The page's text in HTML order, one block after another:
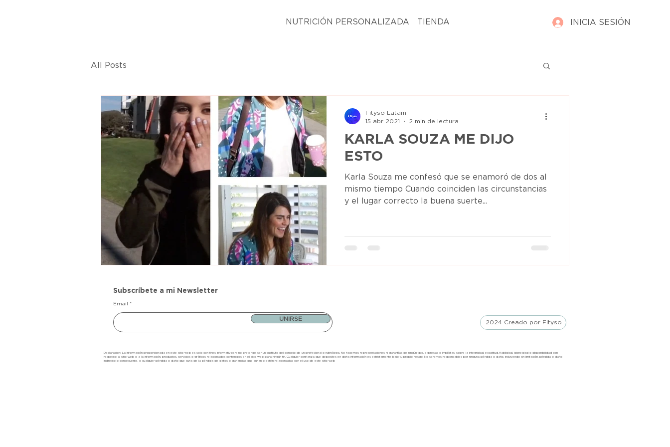
NUTRICIÓN PERSONALIZADA TIENDA INICIA SESIÓN
All Posts
KARLA SOUZA ME DIJO
ESTO
Karla Souza me confesó que se enamoró de dos al
mismo tiempo Cuando coinciden las circunstancias
y el lugar correcto la buena suerte...
Fityso Latam
15 abr 2021
2 min de lectura
Subscríbete a mi Newsletter
Email
UNIRSE
2024 Creado por Fityso
Declaracion: La información proporcionada en este sitio web es solo con fines informativos y no pretende ser un sustituto del consejo de un profesional o nutrióloga. No hacemos representaciones ni garantías de ningún tipo, expresas o implícitas, sobre la integridad, exactitud, fiabilidad, idoneidad o disponibilidad con
respecto al sitio web o a la información, productos, servicios o gráficos relacionados contenidos en el sitio web para ningún fin. Cualquier confianza que deposites en dicha información es estrictamente bajo tu propio riesgo. No seremos responsables por ninguna pérdida o daño, incluyendo sin limitación, pérdida o daño
indirecto o consecuente, o cualquier pérdida o daño que surja de la pérdida de datos o ganancias que surjan o estén relacionadas con el uso de este sitio web